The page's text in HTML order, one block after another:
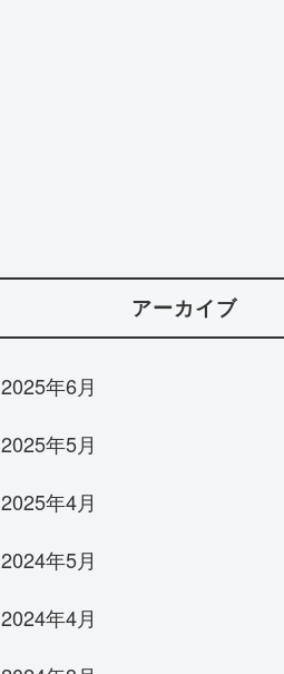
アーカイブ
2025年6月
2025年5月
2025年4月
2024年5月
2024年4月